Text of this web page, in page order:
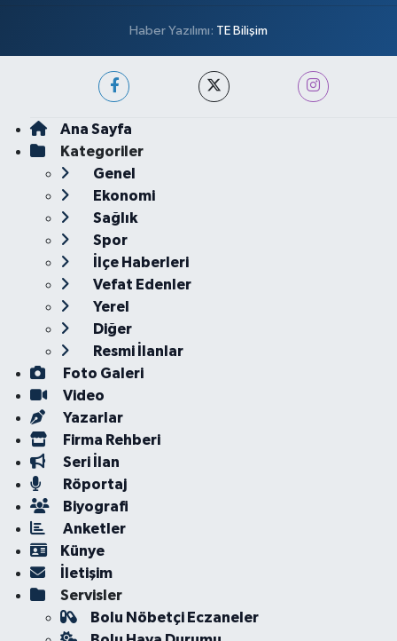
Haber Yazılımı: TE Bilişim
Ana Sayfa
Kategoriler
Genel
Ekonomi
Sağlık
Spor
İlçe Haberleri
Vefat Edenler
Yerel
Diğer
Resmi İlanlar
Foto Galeri
Video
Yazarlar
Firma Rehberi
Seri İlan
Röportaj
Biyografi
Anketler
Künye
İletişim
Servisler
Bolu Nöbetçi Eczaneler